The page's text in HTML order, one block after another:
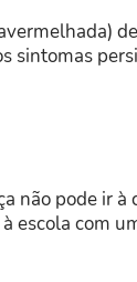
sintomas
não pode ir à
escola com